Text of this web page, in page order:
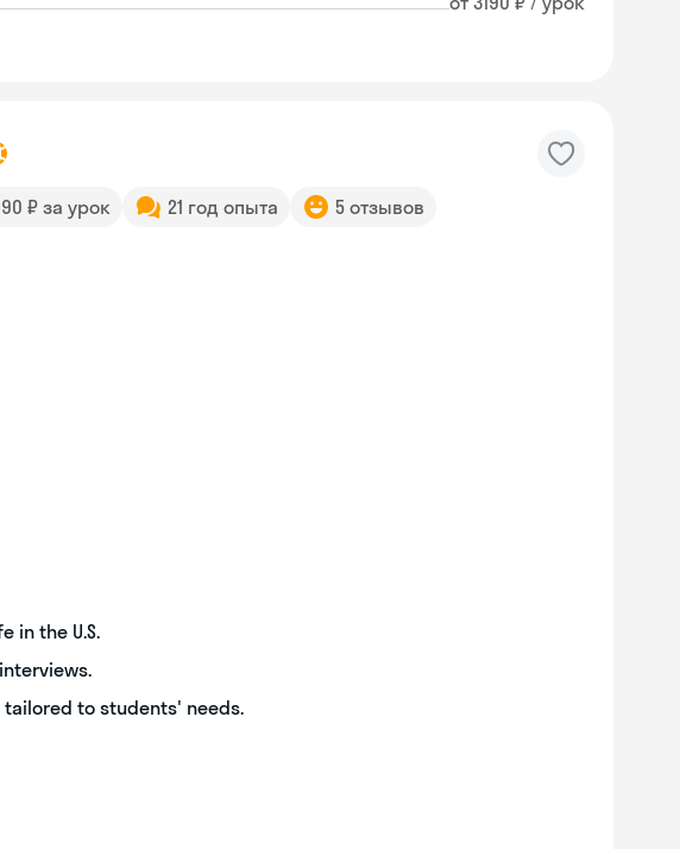
₽ за урок 21 год опыта 5 отзывов
in the U.S.
to students' needs.